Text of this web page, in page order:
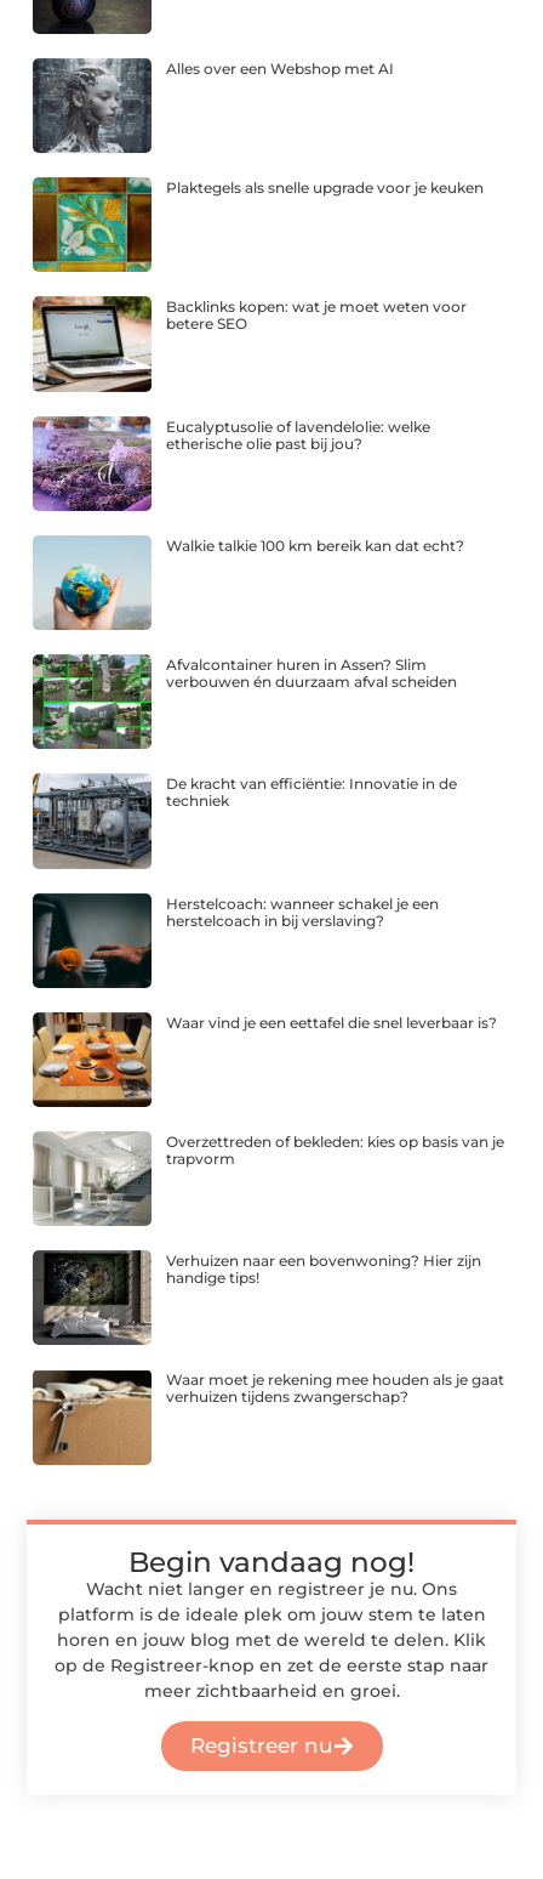
Alles over een Webshop met AI
Plaktegels als snelle upgrade voor je keuken
Backlinks kopen: wat je moet weten voor
betere SEO
Eucalyptusolie of lavendelolie: welke
etherische olie past bij jou?
Walkie talkie 100 km bereik kan dat echt?
Afvalcontainer huren in Assen? Slim
verbouwen én duurzaam afval scheiden
De kracht van efficiëntie: Innovatie in de
techniek
Herstelcoach: wanneer schakel je een
herstelcoach in bij verslaving?
Waar vind je een eettafel die snel leverbaar is?
Overzettreden of bekleden: kies op basis van je
trapvorm
Verhuizen naar een bovenwoning? Hier zijn
handige tips!
Waar moet je rekening mee houden als je gaat
verhuizen tijdens zwangerschap?
Begin vandaag nog!
Wacht niet langer en registreer je nu. Ons
platform is de ideale plek om jouw stem te laten
horen en jouw blog met de wereld te delen. Klik
op de Registreer-knop en zet de eerste stap naar
meer zichtbaarheid en groei.
Registreer nu